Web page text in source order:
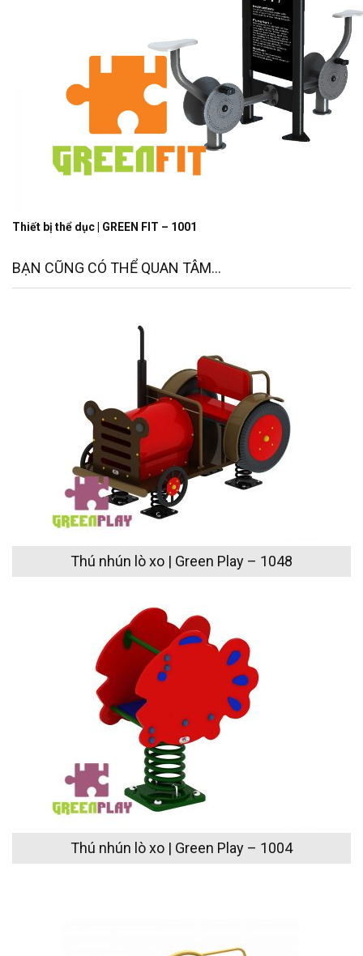
Thiết bị thể dục | GREEN FIT – 1001
BẠN CŨNG CÓ THỂ QUAN TÂM...
Thú nhún lò xo | Green Play – 1048
Thú nhún lò xo | Green Play – 1004